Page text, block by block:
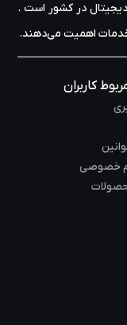
دیجیتال در کشور است .
خدمات اهمیت می‌دهند.
کاربران
خصوصی